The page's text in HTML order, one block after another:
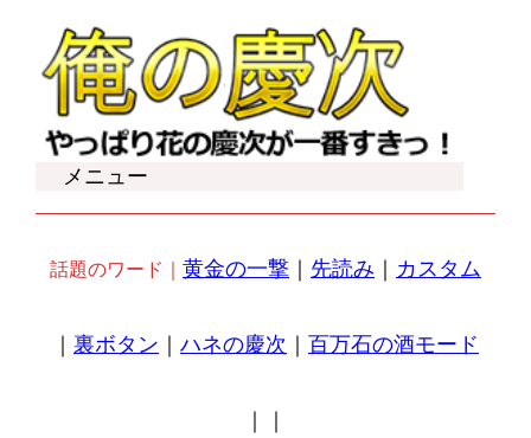
メニュー
話題のワード｜ 黄金の一撃 ｜ 先読み ｜ カスタム
｜ 裏ボタン ｜ ハネの慶次 ｜ 百万石の酒モード
｜ ｜